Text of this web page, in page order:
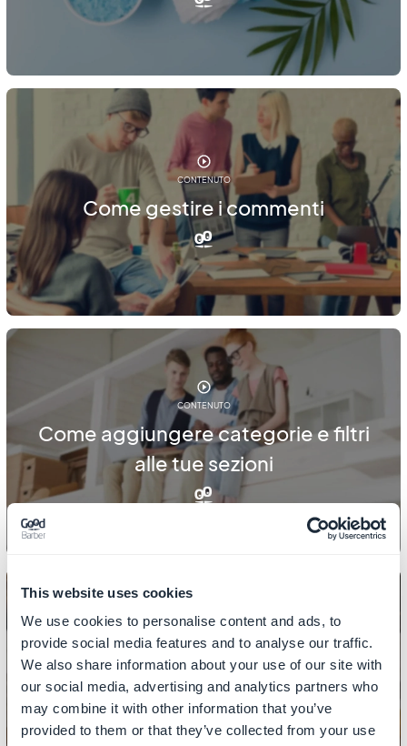
This website uses cookies
We use cookies to personalise content and ads, to
provide social media features and to analyse our traffic.
We also share information about your use of our site with
our social media, advertising and analytics partners who
may combine it with other information that you’ve
provided to them or that they’ve collected from your use
CONTENUTO
Come gestire i commenti
CONTENUTO
Come aggiungere categorie e filtri
alle tue sezioni
CONTENUTO
Come aggiungere link alle sezioni
CMS